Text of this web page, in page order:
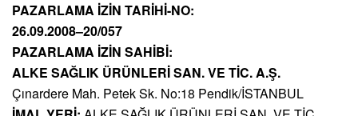
PAZARLAMA İZİN TARİHİ-NO:
26.09.2008–20/057
PAZARLAMA İZİN SAHİBİ:
ALKE SAĞLIK ÜRÜNLERİ SAN. VE TİC. A.Ş.
Çınardere Mah. Petek Sk. No:18 Pendik/İSTANBUL